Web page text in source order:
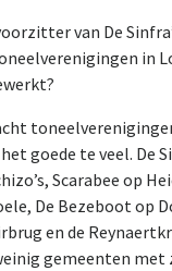
van De
in
goede te veel. De
Scarabee op
De Bezeboot op
en de
gemeenten met